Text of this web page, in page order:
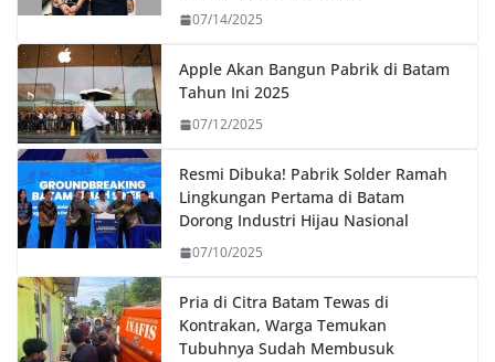
07/14/2025
Apple Akan Bangun Pabrik di Batam
Tahun Ini 2025
07/12/2025
Resmi Dibuka! Pabrik Solder Ramah
Lingkungan Pertama di Batam
Dorong Industri Hijau Nasional
07/10/2025
Pria di Citra Batam Tewas di
Kontrakan, Warga Temukan
Tubuhnya Sudah Membusuk